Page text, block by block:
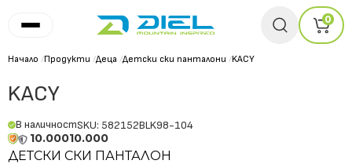
0
Начало /Продукти /Деца /Детски ски панталони /KACY
KACY
В наличностSKU: 582152BLK98-104
10.00010.000
ДЕТСКИ СКИ ПАНТАЛОН